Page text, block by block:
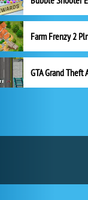
GTA Grand Theft